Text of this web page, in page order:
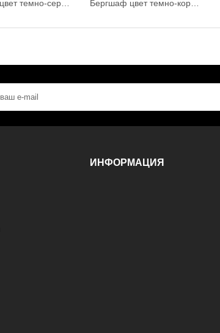
ИНФОРМАЦИЯ